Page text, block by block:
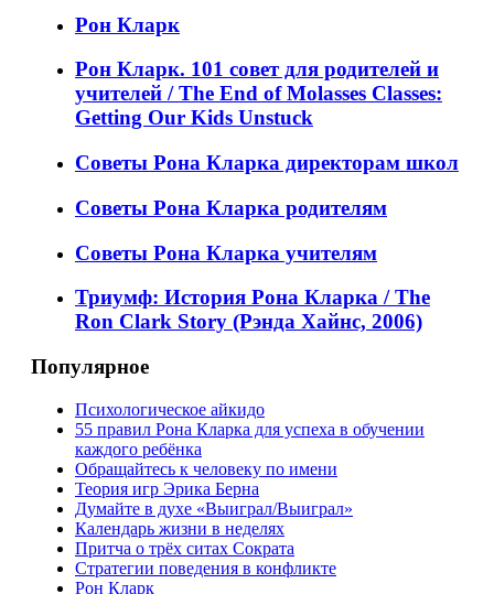
Рон Кларк
Рон Кларк. 101 совет для родителей и
учителей / The End of Molasses Classes:
Getting Our Kids Unstuck
Советы Рона Кларка директорам школ
Советы Рона Кларка родителям
Советы Рона Кларка учителям
Триумф: История Рона Кларка / The
Ron Clark Story (Рэнда Хайнс, 2006)
Популярное
Психологическое айкидо
55 правил Рона Кларка для успеха в обучении
каждого ребёнка
Обращайтесь к человеку по имени
Теория игр Эрика Берна
Думайте в духе «Выиграл/Выиграл»
Календарь жизни в неделях
Притча о трёх ситах Сократа
Стратегии поведения в конфликте
Рон Кларк